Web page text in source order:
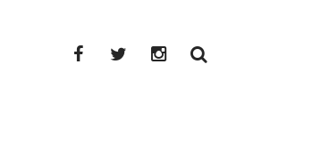
FacebookTwitterInstagram